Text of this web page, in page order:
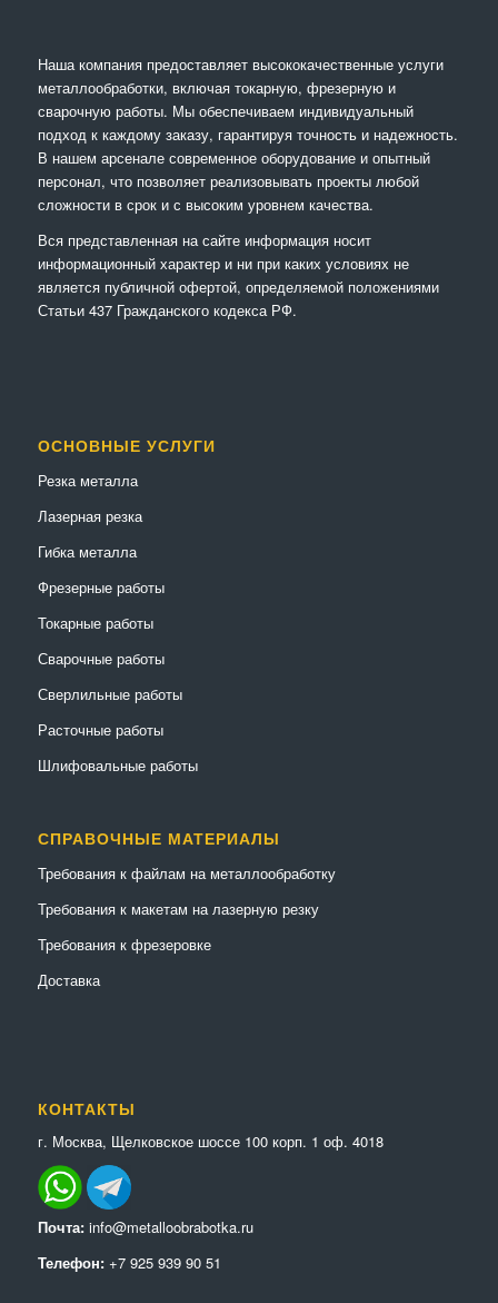
Наша компания предоставляет высококачественные услуги
металлообработки, включая токарную, фрезерную и
сварочную работы. Мы обеспечиваем индивидуальный
подход к каждому заказу, гарантируя точность и надежность.
В нашем арсенале современное оборудование и опытный
персонал, что позволяет реализовывать проекты любой
сложности в срок и с высоким уровнем качества.
Вся представленная на сайте информация носит
информационный характер и ни при каких условиях не
является публичной офертой, определяемой положениями
Статьи 437 Гражданского кодекса РФ.
ОСНОВНЫЕ УСЛУГИ
Резка металла
Лазерная резка
Гибка металла
Фрезерные работы
Токарные работы
Сварочные работы
Сверлильные работы
Расточные работы
Шлифовальные работы
СПРАВОЧНЫЕ МАТЕРИАЛЫ
Требования к файлам на металлообработку
Требования к макетам на лазерную резку
Требования к фрезеровке
Доставка
КОНТАКТЫ
г. Москва, Щелковское шоссе 100 корп. 1 оф. 4018
Почта: info@metalloobrabotka.ru
Телефон: +7 925 939 90 51